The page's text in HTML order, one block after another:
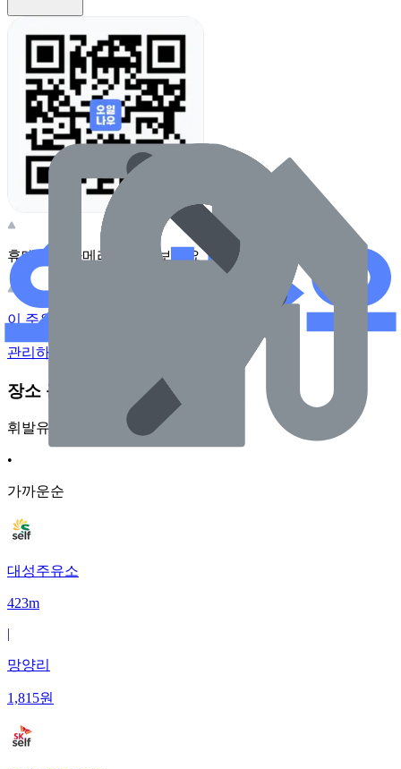
휴대전화 카메라로 찍어보세요
이 주유소의 사장님이신가요?
관리하기
장소 근처 주유소
휘발유
•
가까운순
대성주유소
423m
|
망양리
1,815원